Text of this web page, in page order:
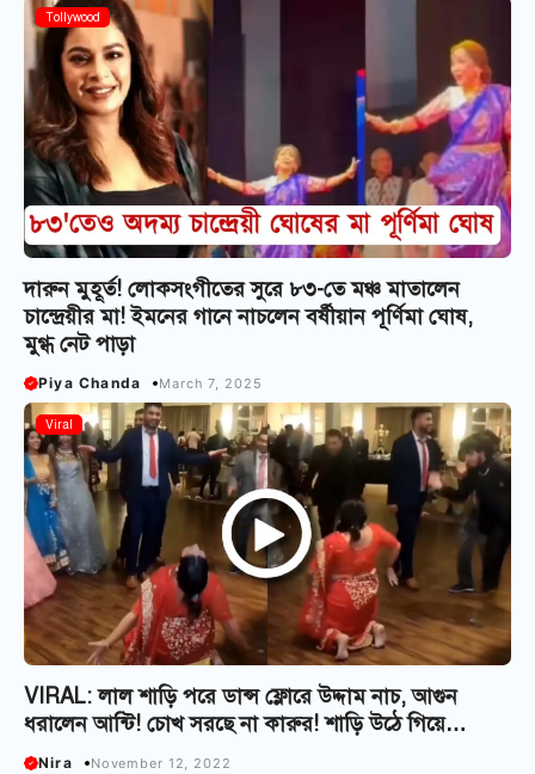
Tollywood
দারুন মুহূর্ত! লোকসংগীতের সুরে ৮৩-তে মঞ্চ মাতালেন
চান্দ্রেয়ীর মা! ইমনের গানে নাচলেন বর্ষীয়ান পূর্ণিমা ঘোষ,
মুগ্ধ নেট পাড়া
Piya Chanda March 7, 2025
Viral
VIRAL: লাল শাড়ি পরে ডান্স ফ্লোরে উদ্দাম নাচ, আগুন
ধরালেন আন্টি! চোখ সরছে না কারুর! শাড়ি উঠে গিয়ে…
Nira November 12, 2022